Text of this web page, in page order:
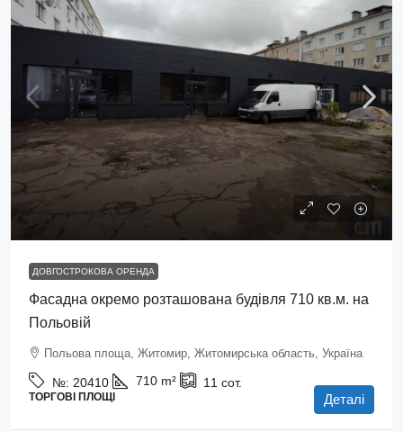
400 грн. кв.м./міс.
ДОВГОСТРОКОВА ОРЕНДА
Фасадна окремо розташована будівля 710 кв.м. на
Польовій
Польова площа, Житомир, Житомирська область, Україна
№: 20410 710 m² 11 сот.
ТОРГОВІ ПЛОЩІ Деталі